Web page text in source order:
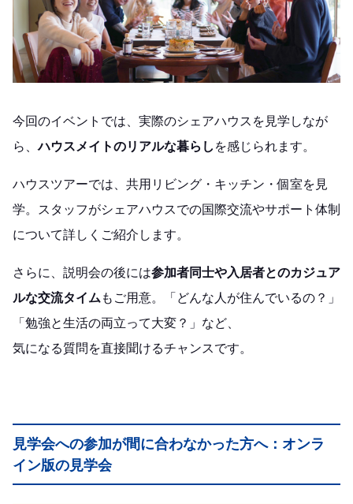
今回のイベントでは、 実際のシェアハウスを見学しなが
ら、 ハウスメイトのリアルな暮らし を感じられます。
ハウスツアーでは、共用リビング・キッチン・個室を見
学。
スタッフがシェアハウスでの国際交流やサポート体制
について詳しくご紹介します。
さらに、説明会の後には参加者同士や入居者とのカジュア
ルな交流タイム もご用意。
「どんな人が住んでいるの？」
「勉強と生活の両立って大変？」など、
気になる質問を直接聞けるチャンスです。
見学会への参加が間に合わなかった方へ：オンラ
イン版の見学会